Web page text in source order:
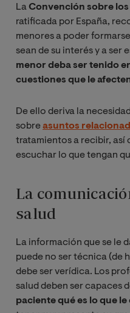
LaConvención sobre
ratificada por España,
menores a poder
sean de su interés y a ser
menor deba ser tenido
cuestiones que le
De ello deriva la
sobreasuntos
tratamientos a recibir, así
escuchar lo que tengan
La
salud
La información que se le
puede no ser técnica (de
debe ser verídica. Los
salud deben ser capaces
paciente qué es lo que